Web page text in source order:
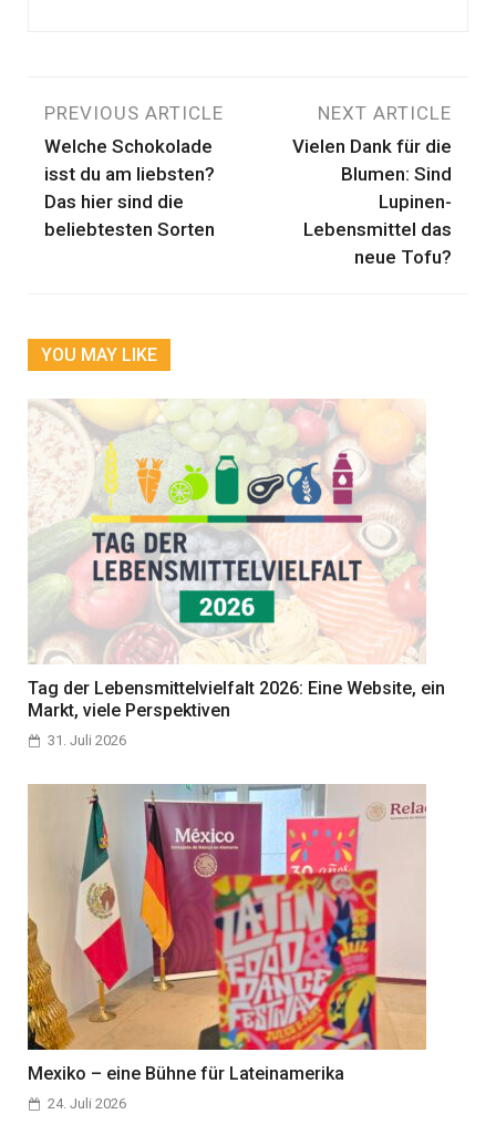
Beitragsnavigation
PREVIOUS ARTICLE
Welche Schokolade
isst du am liebsten?
Das hier sind die
beliebtesten Sorten
NEXT ARTICLE
Vielen Dank für die
Blumen: Sind
Lupinen-
Lebensmittel das
neue Tofu?
YOU MAY LIKE
Tag der Lebensmittelvielfalt 2026: Eine Website, ein
Markt, viele Perspektiven
31. Juli 2026
Mexiko – eine Bühne für Lateinamerika
24. Juli 2026